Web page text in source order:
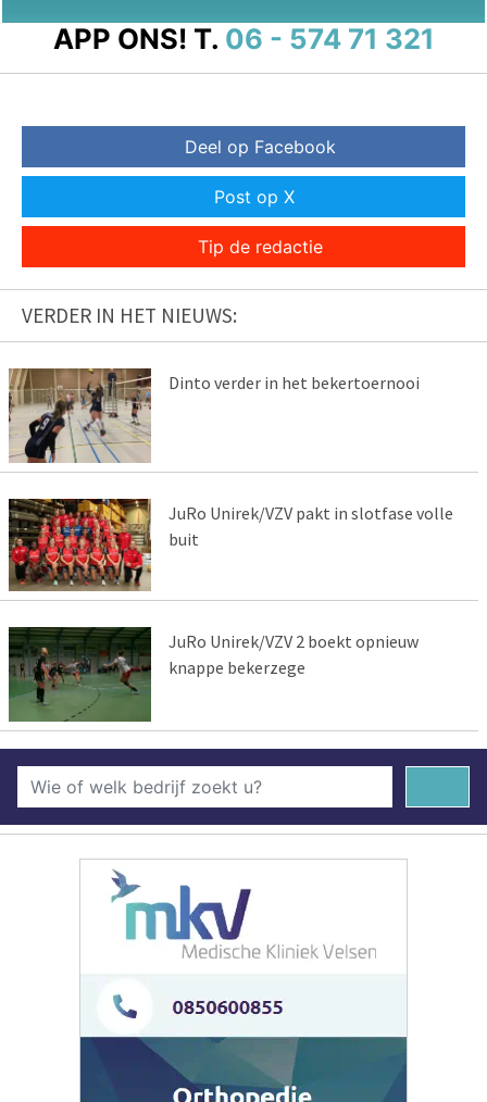
APP ONS! T. 06 - 574 71 321
Deel op Facebook
Post op X
Tip de redactie
VERDER IN HET NIEUWS:
Dinto verder in het bekertoernooi
JuRo Unirek/VZV pakt in slotfase volle
buit
JuRo Unirek/VZV 2 boekt opnieuw
knappe bekerzege